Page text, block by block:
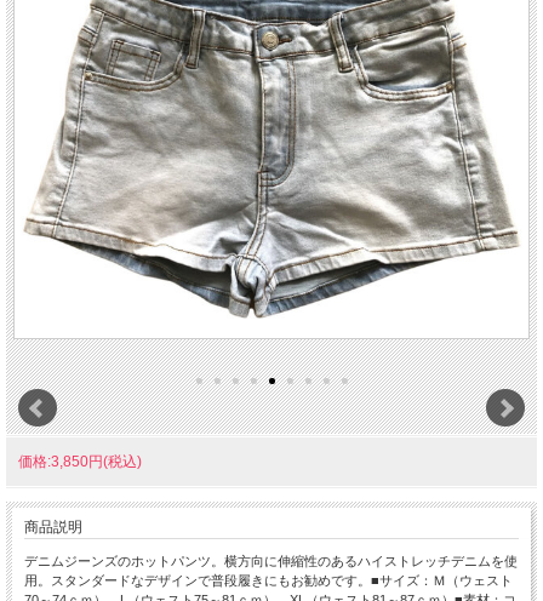
価格:3,850円(税込)
商品説明
デニムジーンズのホットパンツ。横方向に伸縮性のあるハイストレッチデニムを使
用。スタンダードなデザインで普段履きにもお勧めです。■サイズ：Ｍ（ウェスト